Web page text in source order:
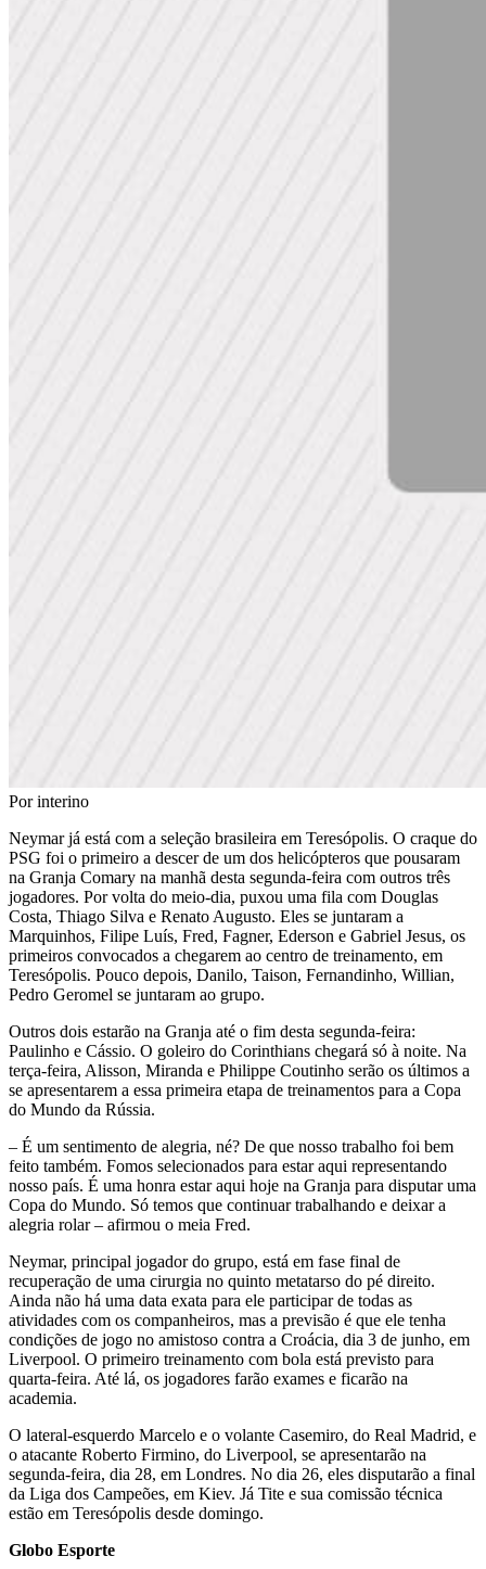
Por interino
Neymar já está com a seleção brasileira em Teresópolis. O craque do
PSG foi o primeiro a descer de um dos helicópteros que pousaram
na Granja Comary na manhã desta segunda-feira com outros três
jogadores. Por volta do meio-dia, puxou uma fila com Douglas
Costa, Thiago Silva e Renato Augusto. Eles se juntaram a
Marquinhos, Filipe Luís, Fred, Fagner, Ederson e Gabriel Jesus, os
primeiros convocados a chegarem ao centro de treinamento, em
Teresópolis. Pouco depois, Danilo, Taison, Fernandinho, Willian,
Pedro Geromel se juntaram ao grupo.
Outros dois estarão na Granja até o fim desta segunda-feira:
Paulinho e Cássio. O goleiro do Corinthians chegará só à noite. Na
terça-feira, Alisson, Miranda e Philippe Coutinho serão os últimos a
se apresentarem a essa primeira etapa de treinamentos para a Copa
do Mundo da Rússia.
– É um sentimento de alegria, né? De que nosso trabalho foi bem
feito também. Fomos selecionados para estar aqui representando
nosso país. É uma honra estar aqui hoje na Granja para disputar uma
Copa do Mundo. Só temos que continuar trabalhando e deixar a
alegria rolar – afirmou o meia Fred.
Neymar, principal jogador do grupo, está em fase final de
recuperação de uma cirurgia no quinto metatarso do pé direito.
Ainda não há uma data exata para ele participar de todas as
atividades com os companheiros, mas a previsão é que ele tenha
condições de jogo no amistoso contra a Croácia, dia 3 de junho, em
Liverpool. O primeiro treinamento com bola está previsto para
quarta-feira. Até lá, os jogadores farão exames e ficarão na
academia.
O lateral-esquerdo Marcelo e o volante Casemiro, do Real Madrid, e
o atacante Roberto Firmino, do Liverpool, se apresentarão na
segunda-feira, dia 28, em Londres. No dia 26, eles disputarão a final
da Liga dos Campeões, em Kiev. Já Tite e sua comissão técnica
estão em Teresópolis desde domingo.
Globo Esporte